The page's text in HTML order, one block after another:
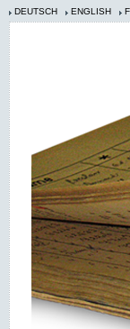
DEUTSCH ENGLISH